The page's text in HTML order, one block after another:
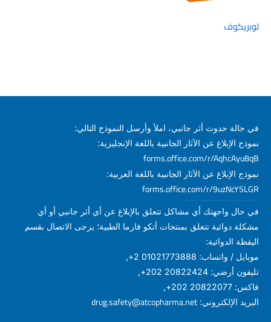
لوبريكوف
في حالة حدوث أثر جانبي، املأ وأرسل النموذج التالي:
نموذج الإبلاغ عن الآثار الجانبية باللغة الإنجليزية:
forms.office.com/r/AqhcAyu8qB
نموذج الإبلاغ عن الآثار الجانبية باللغة العربية:
forms.office.com/r/9uzNcY5LGR
في حال واجهتك أي مشاكل تتعلق بالإبلاغ عن أي أثر جانبي أو أي
مشكلة دوائية تتعلق بمنتجات أتكو فارما الطبية؛ يرجى الاتصال بقسم
اليقظة الدوائية:
موبايل / واتساب: 01021773888 2+,
تليفون أرضي: 20822424 202+,
فاكس: 20822077 202+,
البريد الإلكتروني: drug.safety@atcopharma.net